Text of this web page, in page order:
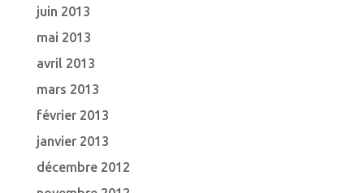
juin 2013
mai 2013
avril 2013
mars 2013
février 2013
janvier 2013
décembre 2012